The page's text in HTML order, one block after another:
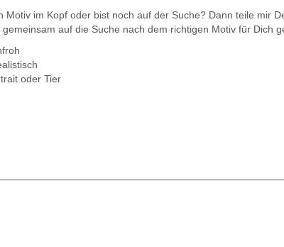
Motiv im Kopf oder bist noch auf der Suche? Dann teile mir
auf die Suche nach dem richtigen Motiv für Dich
oder Tier